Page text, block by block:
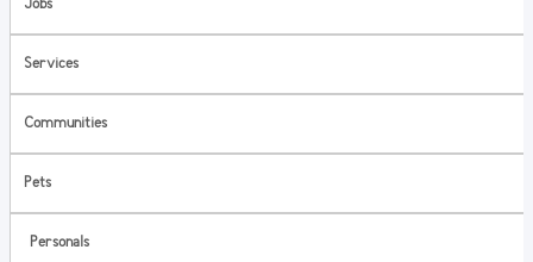
Jobs
Services
Communities
Pets
Personals